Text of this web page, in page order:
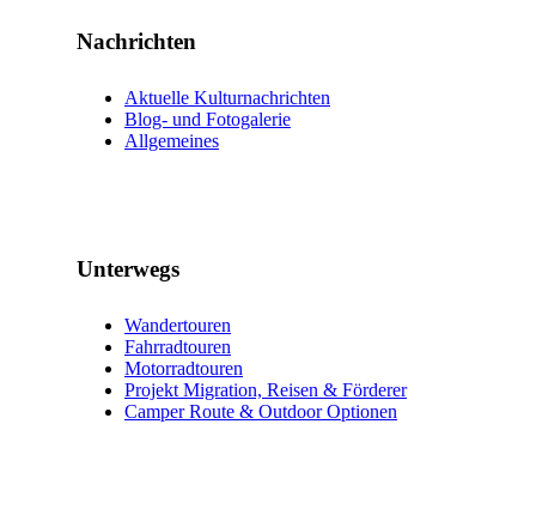
Nachrichten
Aktuelle Kulturnachrichten
Blog- und Fotogalerie
Allgemeines
Unterwegs
Wandertouren
Fahrradtouren
Motorradtouren
Projekt Migration, Reisen & Förderer
Camper Route & Outdoor Optionen